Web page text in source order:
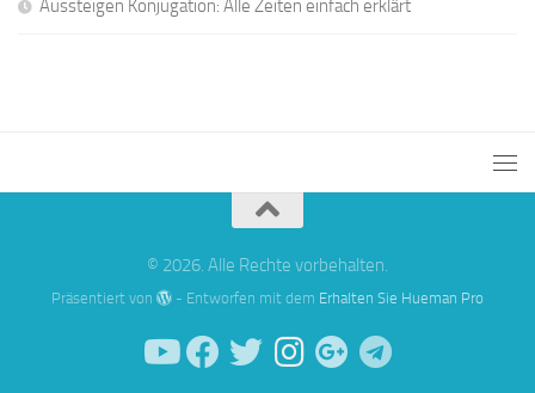
Aussteigen Konjugation: Alle Zeiten einfach erklärt
© 2026. Alle Rechte vorbehalten.
Präsentiert von - Entworfen mit dem Erhalten Sie Hueman Pro